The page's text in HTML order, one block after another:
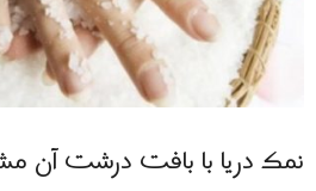
نمک دریا با بافت درشت